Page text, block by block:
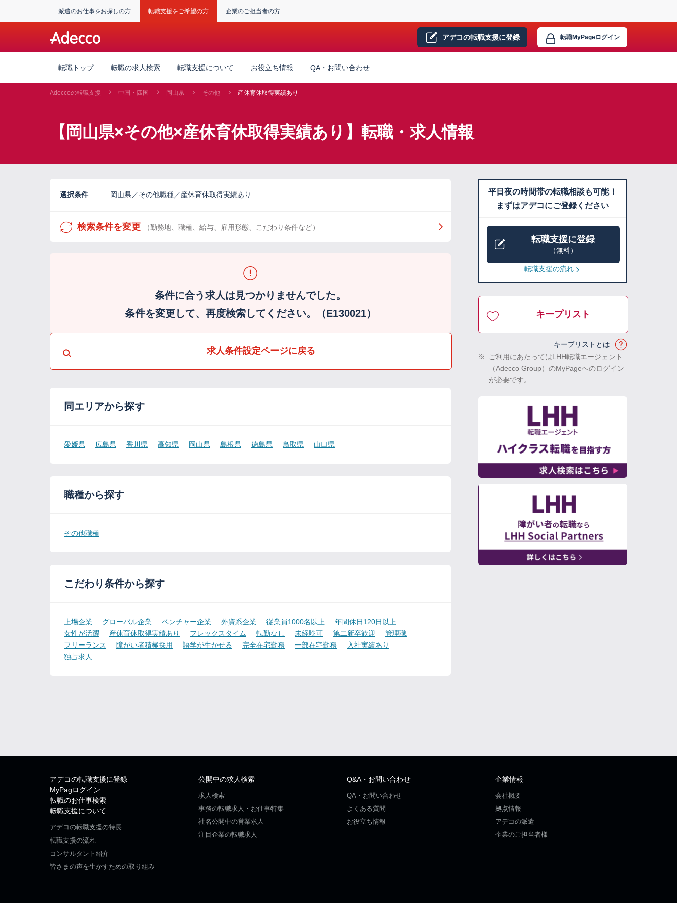
派遣のお仕事をお探しの方 転職支援をご希望の方 企業のご担当者の方
アデコの転職支援に登録 転職MyPageログイン
転職トップ 転職の求人検索 転職支援について お役立ち情報 QA・お問い合わせ
Adeccoの転職支援 中国・四国 岡山県 その他 産休育休取得実績あり
【岡山県×その他×産休育休取得実績あり】転職・求人情報
選択条件 岡山県／その他職種／産休育休取得実績あり
検索条件を変更 （勤務地、職種、給与、雇用形態、こだわり条件など）
条件に合う求人は見つかりませんでした。
条件を変更して、再度検索してください。（E130021）
求人条件設定ページに戻る
同エリアから探す
愛媛県 広島県 香川県 高知県 岡山県 島根県 徳島県 鳥取県 山口県
職種から探す
その他職種
こだわり条件から探す
上場企業 グローバル企業 ベンチャー企業 外資系企業 従業員1000名以上
年間休日120日以上
女性が活躍
産休育休取得実績あり フレックスタイム 転勤なし 未経験可 第二新卒歓迎
管理職
フリーランス
障がい者積極採用 語学が生かせる 完全在宅勤務 一部在宅勤務
入社実績あり
独占求人
平日夜の時間帯の転職相談も可能！
まずはアデコにご登録ください
転職支援に登録
（無料）
転職支援の流れ
キープリスト
キープリストとは
※
ご利用にあたってはLHH転職エージェント
（Adecco Group）のMyPageへのログイン
が必要です。
アデコの転職支援に登録
MyPagログイン
転職のお仕事検索
転職支援について
アデコの転職支援の特長
転職支援の流れ
コンサルタント紹介
皆さまの声を生かすための取り組み
公開中の求人検索
求人検索
事務の転職求人・お仕事特集
社名公開中の営業求人
注目企業の転職求人
Q&A・お問い合わせ
QA・お問い合わせ
よくある質問
お役立ち情報
企業情報
会社概要
拠点情報
アデコの派遣
企業のご担当者様